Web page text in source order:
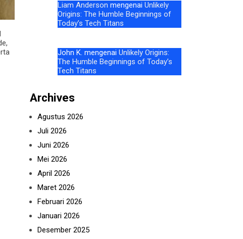
Liam Anderson mengenai Unlikely
Origins: The Humble Beginnings of
Today’s Tech Titans
John K. mengenai Unlikely Origins:
The Humble Beginnings of Today’s
Tech Titans
Archives
Agustus 2026
Juli 2026
Juni 2026
Mei 2026
April 2026
Maret 2026
Februari 2026
Januari 2026
Desember 2025